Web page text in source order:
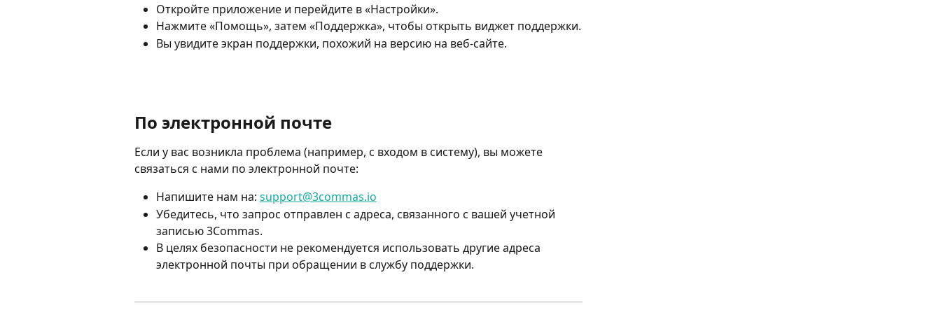
Откройте приложение и перейдите в «Настройки».
Нажмите «Помощь», затем «Поддержка», чтобы открыть виджет поддержки.
Вы увидите экран поддержки, похожий на версию на веб-сайте.
По электронной почте
Если у вас возникла проблема (например, с входом в систему), вы можете
связаться с нами по электронной почте:
Напишите нам на: support@3commas.io
Убедитесь, что запрос отправлен с адреса, связанного с вашей учетной
записью 3Commas.
В целях безопасности не рекомендуется использовать другие адреса
электронной почты при обращении в службу поддержки.